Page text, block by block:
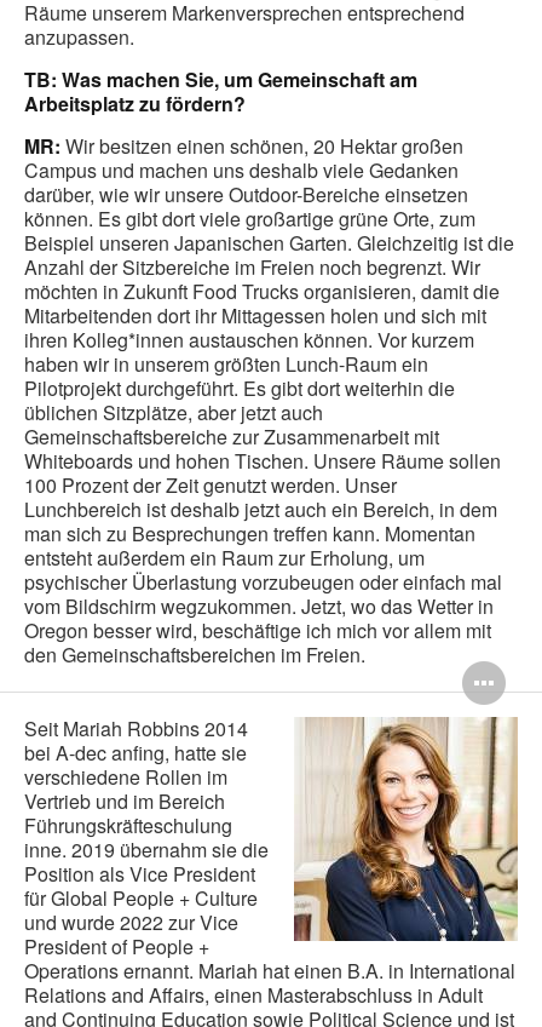
Räume unserem Markenversprechen entsprechend
anzupassen.
TB: Was machen Sie, um Gemeinschaft am
Arbeitsplatz zu fördern?
MR: Wir besitzen einen schönen, 20 Hektar großen
Campus und machen uns deshalb viele Gedanken
darüber, wie wir unsere Outdoor-Bereiche einsetzen
können. Es gibt dort viele großartige grüne Orte, zum
Beispiel unseren Japanischen Garten. Gleichzeitig ist die
Anzahl der Sitzbereiche im Freien noch begrenzt. Wir
möchten in Zukunft Food Trucks organisieren, damit die
Mitarbeitenden dort ihr Mittagessen holen und sich mit
ihren Kolleg*innen austauschen können. Vor kurzem
haben wir in unserem größten Lunch-Raum ein
Pilotprojekt durchgeführt. Es gibt dort weiterhin die
üblichen Sitzplätze, aber jetzt auch
Gemeinschaftsbereiche zur Zusammenarbeit mit
Whiteboards und hohen Tischen. Unsere Räume sollen
100 Prozent der Zeit genutzt werden. Unser
Lunchbereich ist deshalb jetzt auch ein Bereich, in dem
man sich zu Besprechungen treffen kann. Momentan
entsteht außerdem ein Raum zur Erholung, um
psychischer Überlastung vorzubeugen oder einfach mal
vom Bildschirm wegzukommen. Jetzt, wo das Wetter in
Oregon besser wird, beschäftige ich mich vor allem mit
den Gemeinschaftsbereichen im Freien.
Seit Mariah Robbins 2014
bei A-dec anfing, hatte sie
verschiedene Rollen im
Vertrieb und im Bereich
Führungskräfteschulung
inne. 2019 übernahm sie die
Position als Vice President
für Global People + Culture
und wurde 2022 zur Vice
President of People +
Operations ernannt. Mariah hat einen B.A. in International
Relations and Affairs, einen Masterabschluss in Adult
and Continuing Education sowie Political Science und ist